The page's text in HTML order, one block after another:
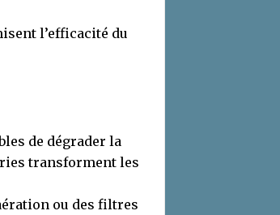
l’efficacité du
de dégrader la
transforment les
ou des filtres